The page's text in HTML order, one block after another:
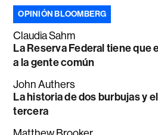
OPINIÓN BLOOMBERG
Claudia Sahm
La Reserva Federal tiene que
a la gente común
John Authers
La historia de dos burbujas y
tercera